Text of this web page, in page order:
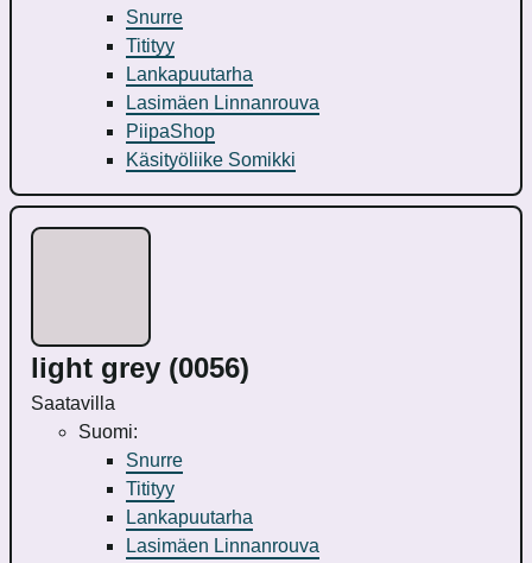
Snurre
Titityy
Lankapuutarha
Lasimäen Linnanrouva
PiipaShop
Käsityöliike Somikki
light grey (0056)
Saatavilla
Suomi:
Snurre
Titityy
Lankapuutarha
Lasimäen Linnanrouva